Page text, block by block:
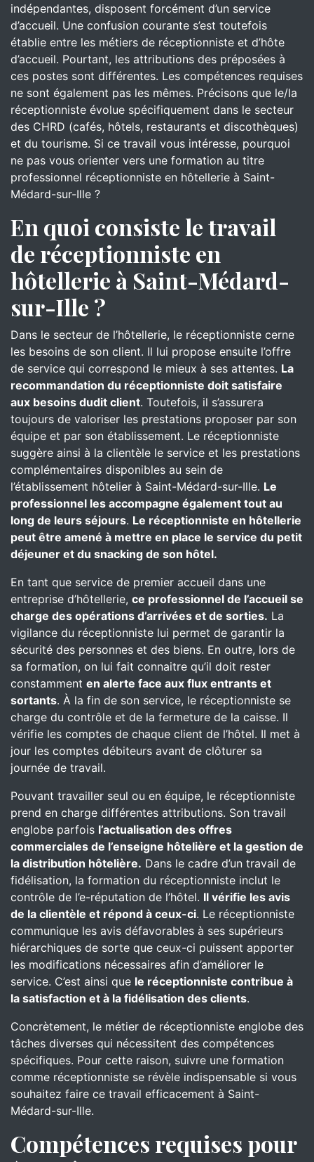
indépendantes, disposent forcément d’un service
d’accueil. Une confusion courante s’est toutefois
établie entre les métiers de réceptionniste et d’hôte
d’accueil. Pourtant, les attributions des préposées à
ces postes sont différentes. Les compétences requises
ne sont également pas les mêmes. Précisons que le/la
réceptionniste évolue spécifiquement dans le secteur
des CHRD (cafés, hôtels, restaurants et discothèques)
et du tourisme. Si ce travail vous intéresse, pourquoi
ne pas vous orienter vers une formation au titre
professionnel réceptionniste en hôtellerie à Saint-
Médard-sur-Ille ?
En quoi consiste le travail
de réceptionniste en
hôtellerie à Saint-Médard-
sur-Ille ?
Dans le secteur de l’hôtellerie, le réceptionniste cerne
les besoins de son client. Il lui propose ensuite l’offre
de service qui correspond le mieux à ses attentes. La
recommandation du réceptionniste doit satisfaire
aux besoins dudit client. Toutefois, il s’assurera
toujours de valoriser les prestations proposer par son
équipe et par son établissement. Le réceptionniste
suggère ainsi à la clientèle le service et les prestations
complémentaires disponibles au sein de
l’établissement hôtelier à Saint-Médard-sur-Ille. Le
professionnel les accompagne également tout au
long de leurs séjours. Le réceptionniste en hôtellerie
peut être amené à mettre en place le service du petit
déjeuner et du snacking de son hôtel.
En tant que service de premier accueil dans une
entreprise d’hôtellerie, ce professionnel de l’accueil se
charge des opérations d’arrivées et de sorties. La
vigilance du réceptionniste lui permet de garantir la
sécurité des personnes et des biens. En outre, lors de
sa formation, on lui fait connaitre qu’il doit rester
constamment en alerte face aux flux entrants et
sortants. À la fin de son service, le réceptionniste se
charge du contrôle et de la fermeture de la caisse. Il
vérifie les comptes de chaque client de l’hôtel. Il met à
jour les comptes débiteurs avant de clôturer sa
journée de travail.
Pouvant travailler seul ou en équipe, le réceptionniste
prend en charge différentes attributions. Son travail
englobe parfois l’actualisation des offres
commerciales de l’enseigne hôtelière et la gestion de
la distribution hôtelière. Dans le cadre d’un travail de
fidélisation, la formation du réceptionniste inclut le
contrôle de l’e-réputation de l’hôtel. Il vérifie les avis
de la clientèle et répond à ceux-ci. Le réceptionniste
communique les avis défavorables à ses supérieurs
hiérarchiques de sorte que ceux-ci puissent apporter
les modifications nécessaires afin d’améliorer le
service. C’est ainsi que le réceptionniste contribue à
la satisfaction et à la fidélisation des clients.
Concrètement, le métier de réceptionniste englobe des
tâches diverses qui nécessitent des compétences
spécifiques. Pour cette raison, suivre une formation
comme réceptionniste se révèle indispensable si vous
souhaitez faire ce travail efficacement à Saint-
Médard-sur-Ille.
Compétences requises pour